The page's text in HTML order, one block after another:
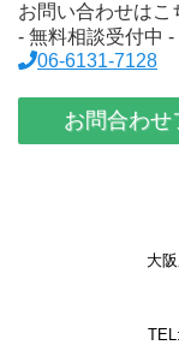
お問い合わせはこ
- 無料相談受付中 -
06-6131-7128
お問合わせ
大